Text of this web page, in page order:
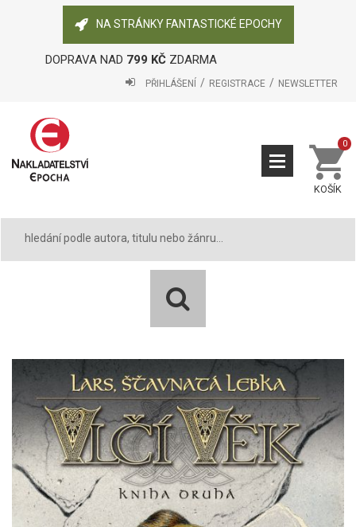
NA STRÁNKY FANTASTICKÉ EPOCHY
DOPRAVA NAD 799 KČZDARMA
PŘIHLÁŠENÍ REGISTRACE NEWSLETTER
KOŠÍK
0